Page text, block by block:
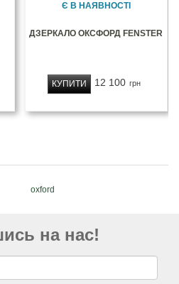
Є В НАЯВНОСТІ
ДЗЕРКАЛО ОКСФОРД FENSTER
12 100 грн
КУПИТИ
oxford
на нас!